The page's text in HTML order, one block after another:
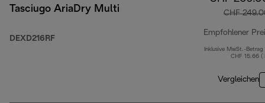
Tasciugo AriaDry Multi
DEXD216RF
CHF
Empfohlener
Inklusive MwSt.-Betrag
CHF 15.66 (
Vergleichen